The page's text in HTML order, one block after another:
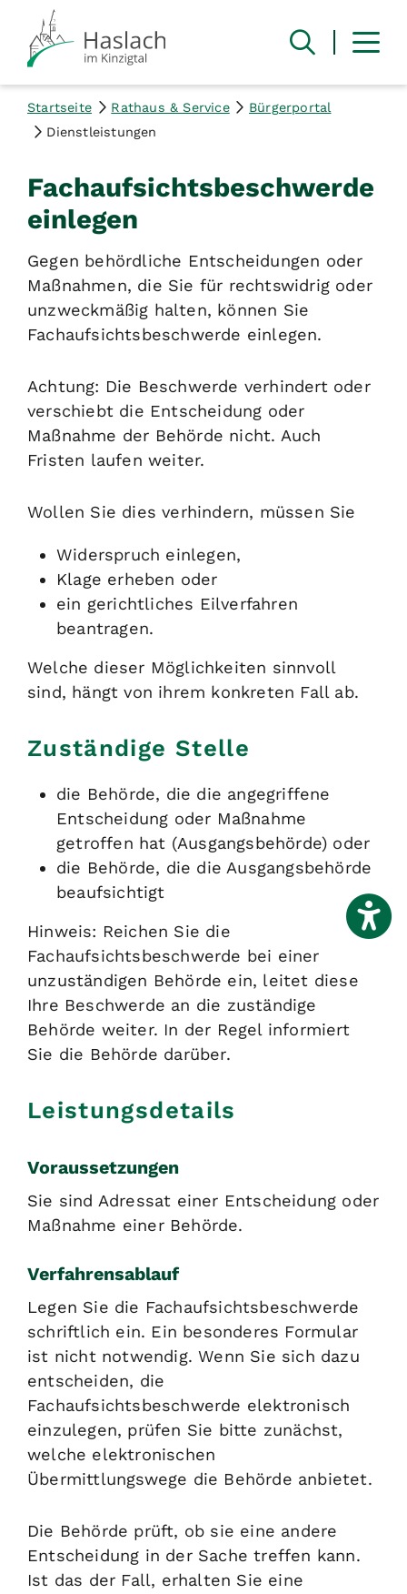
Startseite Rathaus & Service
Bürgerportal
Dienstleistungen
Fachaufsichtsbeschwerde
einlegen
Gegen behördliche Entscheidungen oder
Maßnahmen, die Sie für rechtswidrig oder
unzweckmäßig halten, können Sie
Fachaufsichtsbeschwerde einlegen.
Achtung: Die Beschwerde verhindert oder
verschiebt die Entscheidung oder
Maßnahme der Behörde nicht. Auch
Fristen laufen weiter.
Wollen Sie dies verhindern, müssen Sie
Widerspruch einlegen,
Klage erheben oder
ein gerichtliches Eilverfahren
beantragen.
Welche dieser Möglichkeiten sinnvoll
sind, hängt von ihrem konkreten Fall ab.
Zuständige Stelle
die Behörde, die die angegriffene
Entscheidung oder Maßnahme
getroffen hat (Ausgangsbehörde) oder
die Behörde, die die Ausgangsbehörde
beaufsichtigt
Hinweis: Reichen Sie die
Fachaufsichtsbeschwerde bei einer
unzuständigen Behörde ein, leitet diese
Ihre Beschwerde an die zuständige
Behörde weiter. In der Regel informiert
Sie die Behörde darüber.
Leistungsdetails
Voraussetzungen
Sie sind Adressat einer Entscheidung oder
Maßnahme einer Behörde.
Verfahrensablauf
Legen Sie die Fachaufsichtsbeschwerde
schriftlich ein. Ein besonderes Formular
ist nicht notwendig. Wenn Sie sich dazu
entscheiden, die
Fachaufsichtsbeschwerde elektronisch
einzulegen, prüfen Sie bitte zunächst,
welche elektronischen
Übermittlungswege die Behörde anbietet.
Die Behörde prüft, ob sie eine andere
Entscheidung in der Sache treffen kann.
Ist das der Fall, erhalten Sie eine